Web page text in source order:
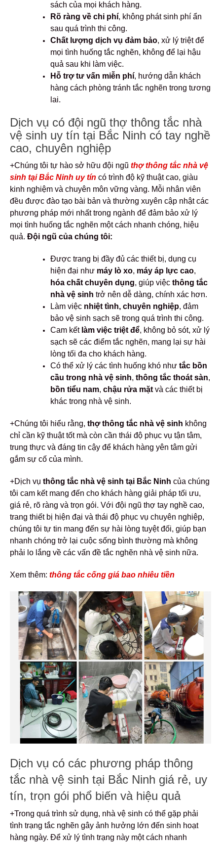
sách của mọi khách hàng.
Rõ ràng về chi phí, không phát sinh phí ẩn
sau quá trình thi công.
Chất lượng dịch vụ đảm bảo, xử lý triệt để
mọi tình huống tắc nghẽn, không để lại hậu
quả sau khi làm việc.
Hỗ trợ tư vấn miễn phí, hướng dẫn khách
hàng cách phòng tránh tắc nghẽn trong tương
lai.
Dịch vụ có đội ngũ thợ thông tắc nhà
vệ sinh uy tín tại Bắc Ninh có tay nghề
cao, chuyên nghiệp
+Chúng tôi tự hào sở hữu đội ngũ thợ thông tắc nhà vệ
sinh tại Bắc Ninh uy tín có trình độ kỹ thuật cao, giàu
kinh nghiệm và chuyên môn vững vàng. Mỗi nhân viên
đều được đào tạo bài bản và thường xuyên cập nhật các
phương pháp mới nhất trong ngành để đảm bảo xử lý
mọi tình huống tắc nghẽn một cách nhanh chóng, hiệu
quả. Đội ngũ của chúng tôi:
Được trang bị đầy đủ các thiết bị, dụng cụ
hiện đại như máy lò xo, máy áp lực cao,
hóa chất chuyên dụng, giúp việc thông tắc
nhà vệ sinh trở nên dễ dàng, chính xác hơn.
Làm việc nhiệt tình, chuyên nghiệp, đảm
bảo vệ sinh sạch sẽ trong quá trình thi công.
Cam kết làm việc triệt để, không bỏ sót, xử lý
sạch sẽ các điểm tắc nghẽn, mang lại sự hài
lòng tối đa cho khách hàng.
Có thể xử lý các tình huống khó như tắc bồn
cầu trong nhà vệ sinh, thông tắc thoát sàn,
bồn tiểu nam, chậu rửa mặt và các thiết bị
khác trong nhà vệ sinh.
+Chúng tôi hiểu rằng, thợ thông tắc nhà vệ sinh không
chỉ cần kỹ thuật tốt mà còn cần thái độ phục vụ tận tâm,
trung thực và đáng tin cậy để khách hàng yên tâm gửi
gắm sự cố của mình.
+Dịch vụ thông tắc nhà vệ sinh tại Bắc Ninh của chúng
tôi cam kết mang đến cho khách hàng giải pháp tối ưu,
giá rẻ, rõ ràng và trọn gói. Với đội ngũ thợ tay nghề cao,
trang thiết bị hiện đại và thái độ phục vụ chuyên nghiệp,
chúng tôi tự tin mang đến sự hài lòng tuyệt đối, giúp bạn
nhanh chóng trở lại cuộc sống bình thường mà không
phải lo lắng về các vấn đề tắc nghẽn nhà vệ sinh nữa.
Xem thêm: thông tắc cống giá bao nhiêu tiền
Dịch vụ có các phương pháp thông
tắc nhà vệ sinh tại Bắc Ninh giá rẻ, uy
tín, trọn gói phổ biến và hiệu quả
+Trong quá trình sử dụng, nhà vệ sinh có thể gặp phải
tình trạng tắc nghẽn gây ảnh hưởng lớn đến sinh hoạt
hàng ngày. Để xử lý tình trạng này một cách nhanh